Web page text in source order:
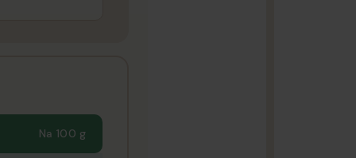
Na 100 g